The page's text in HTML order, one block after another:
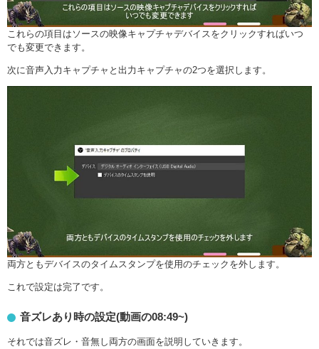
これらの項目はソースの映像キャプチャデバイスをクリックすればいつ
でも変更できます。
次に音声入力キャプチャと出力キャプチャの2つを選択します。
両方ともデバイスのタイムスタンプを使用のチェックを外します。
これで設定は完了です。
音ズレあり時の設定(動画の08:49~)
それでは音ズレ・音無し両方の画面を説明していきます。